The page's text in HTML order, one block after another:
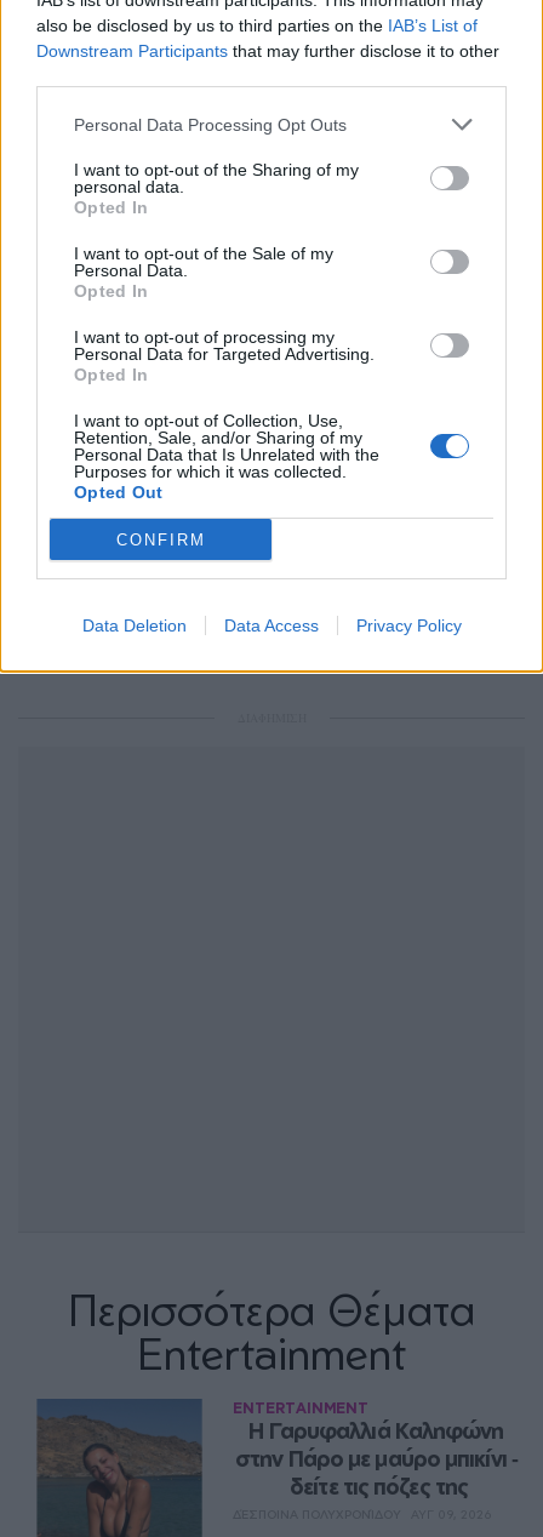
also be disclosed by us to third parties on the IAB’s List of
Downstream Participants that may further disclose it to other
Personal Data Processing Opt Outs
I want to opt-out of the Sharing of my
personal data.
Opted In
I want to opt-out of the Sale of my
Personal Data.
Opted In
I want to opt-out of processing my
Personal Data for Targeted Advertising.
Opted In
I want to opt-out of Collection, Use,
Retention, Sale, and/or Sharing of my
Personal Data that Is Unrelated with the
Purposes for which it was collected.
Opted Out
CONFIRM
Data Deletion Data Access Privacy Policy
Ακολουθήστε το Pink.gr στοGoogle Newsκαι
μάθετε πρώτοι
Ακολουθήστε το Pink.gr και στο
Περισσότερα Θέματα
Entertainment
ENTERTAINMENT
Η Γαρυφαλλιά Καληφώνη
στην Πάρο με μαύρο μπικίνι ‑
δείτε τις πόζες της